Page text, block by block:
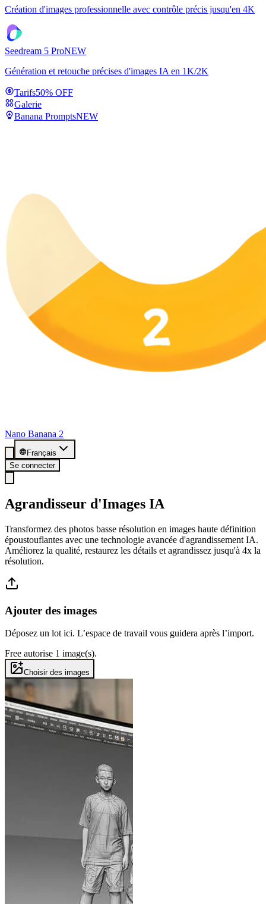
Création d'images professionnelle avec contrôle précis jusqu'en 4K
Seedream 5 ProNEW
Génération et retouche précises d'images IA en 1K/2K
Tarifs50% OFF
Galerie
Banana PromptsNEW
Nano Banana 2
Français
Se connecter
Agrandisseur d'Images IA
Transformez des photos basse résolution en images haute définition
époustouflantes avec une technologie avancée d'agrandissement IA.
Améliorez la qualité, restaurez les détails et agrandissez jusqu'à 4x la
résolution.
Ajouter des images
Déposez un lot ici. L’espace de travail vous guidera après l’import.
Free autorise 1 image(s).
Choisir des images